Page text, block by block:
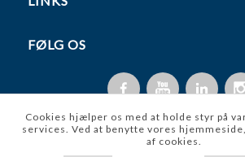
FØLG OS
Cookies hjælper os med at holde styr på
services. Ved at benytte vores
af cookies.